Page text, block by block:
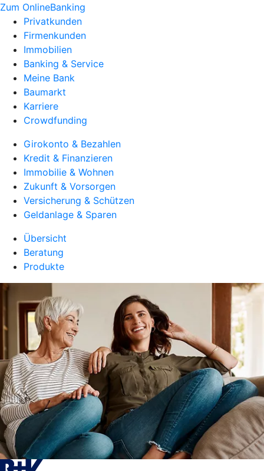
Zum OnlineBanking
Privatkunden
Firmenkunden
Immobilien
Banking & Service
Meine Bank
Baumarkt
Karriere
Crowdfunding
Girokonto & Bezahlen
Kredit & Finanzieren
Immobilie & Wohnen
Zukunft & Vorsorgen
Versicherung & Schützen
Geldanlage & Sparen
Übersicht
Beratung
Produkte